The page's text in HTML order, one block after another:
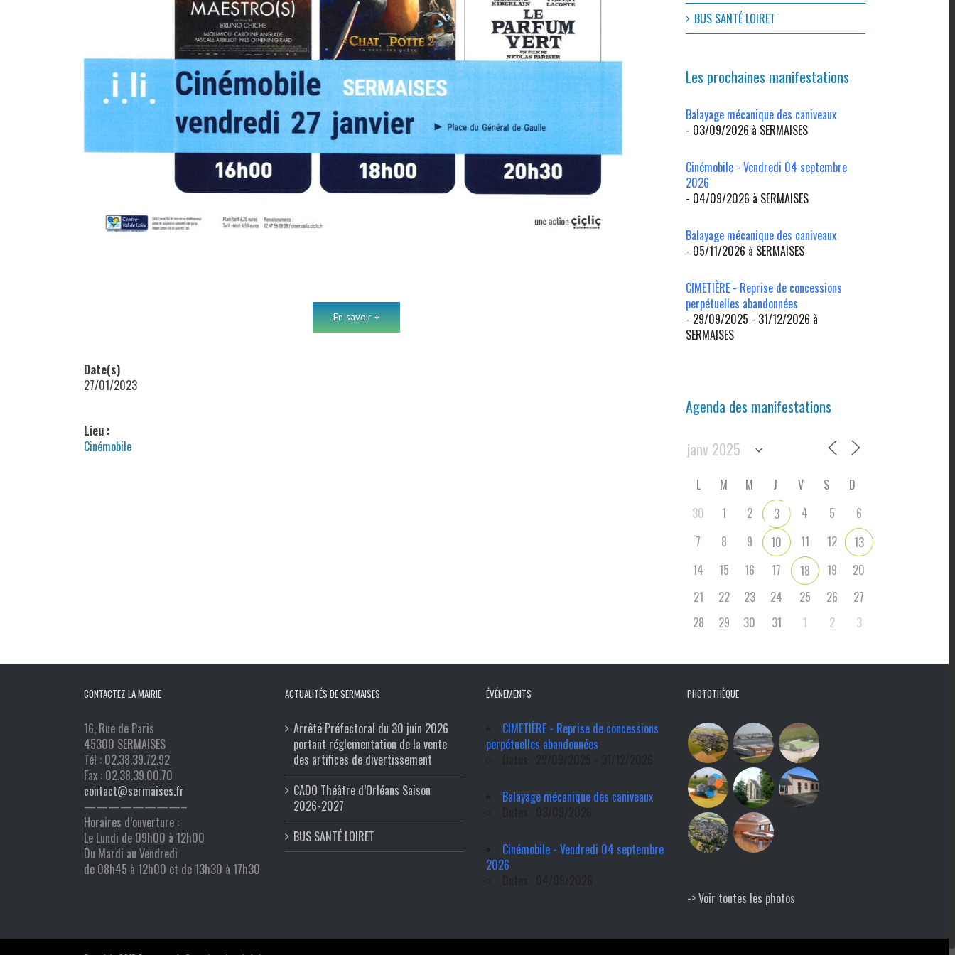
En savoir +
Date(s)
27/01/2023
Lieu :
Cinémobile
BUS SANTÉ LOIRET
Les prochaines manifestations
Balayage mécanique des caniveaux
- 03/09/2026 à SERMAISES
Cinémobile - Vendredi 04 septembre
2026
- 04/09/2026 à SERMAISES
Balayage mécanique des caniveaux
- 05/11/2026 à SERMAISES
CIMETIÈRE - Reprise de concessions
perpétuelles abandonnées
- 29/09/2025 - 31/12/2026 à
SERMAISES
Agenda des manifestations
L M M J V S
D
30
1 2 3 4 5
6
7
8 9 10 11 12
13
14
15 16 17 18 19
20
21
22 23 24 25 26
27
28
29 30 31 1 2 3
CONTACTEZ LA MAIRIE
16, Rue de Paris
45300 SERMAISES
Tél : 02.38.39.72.92
Fax : 02.38.39.00.70
contact@sermaises.fr
————————–
Horaires d’ouverture :
Le Lundi de 09h00 à 12h00
Du Mardi au Vendredi
de 08h45 à 12h00 et de 13h30 à 17h30
ACTUALITÉS DE SERMAISES
Arrêté Préfectoral du 30 juin 2026
portant réglementation de la vente
des artifices de divertissement
CADO Théâtre d’Orléans Saison
2026-2027
BUS SANTÉ LOIRET
ÉVÉNEMENTS
CIMETIÈRE - Reprise de concessions
perpétuelles abandonnées
Balayage mécanique des caniveaux
Cinémobile - Vendredi 04 septembre
2026
PHOTOTHÈQUE
-> Voir toutes les photos